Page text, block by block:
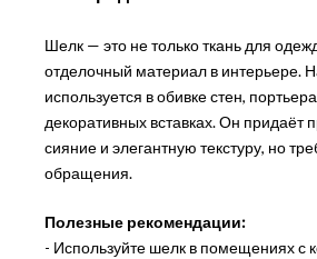
Шелк — это не только ткань для
отделочный материал в интерьере.
используется в обивке стен,
декоративных вставках. Он придаёт
сияние и элегантную текстуру, но
обращения.
Полезные рекомендации:
- Используйте шелк в помещениях с